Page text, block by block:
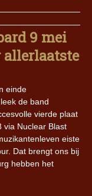
9 mei
allerlaatste
einde
de band
vierde plaat
via Nuclear Blast
eiste
Dat brengt ons bij
hebben het